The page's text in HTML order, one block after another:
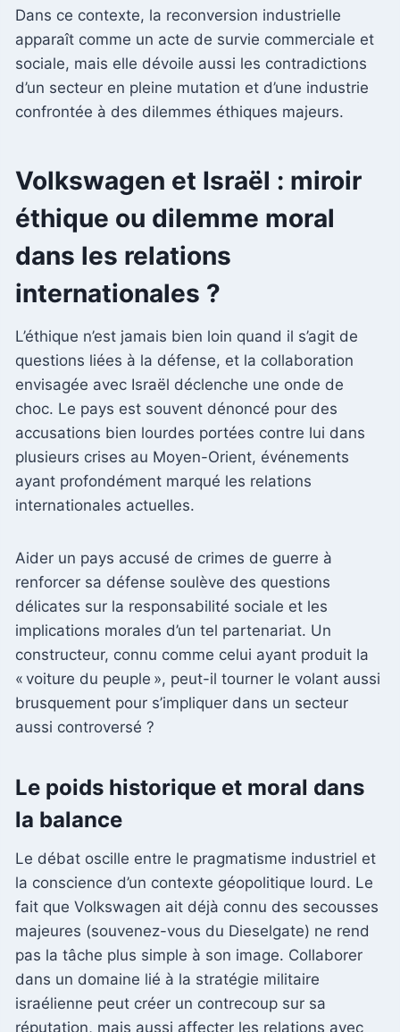
Dans ce contexte, la reconversion industrielle
apparaît comme un acte de survie commerciale et
sociale, mais elle dévoile aussi les contradictions
d’un secteur en pleine mutation et d’une industrie
confrontée à des dilemmes éthiques majeurs.
Volkswagen et Israël : miroir
éthique ou dilemme moral
dans les relations
internationales ?
L’éthique n’est jamais bien loin quand il s’agit de
questions liées à la défense, et la collaboration
envisagée avec Israël déclenche une onde de
choc. Le pays est souvent dénoncé pour des
accusations bien lourdes portées contre lui dans
plusieurs crises au Moyen-Orient, événements
ayant profondément marqué les relations
internationales actuelles.
Aider un pays accusé de crimes de guerre à
renforcer sa défense soulève des questions
délicates sur la responsabilité sociale et les
implications morales d’un tel partenariat. Un
constructeur, connu comme celui ayant produit la
« voiture du peuple », peut-il tourner le volant aussi
brusquement pour s’impliquer dans un secteur
aussi controversé ?
Le poids historique et moral dans
la balance
Le débat oscille entre le pragmatisme industriel et
la conscience d’un contexte géopolitique lourd. Le
fait que Volkswagen ait déjà connu des secousses
majeures (souvenez-vous du Dieselgate) ne rend
pas la tâche plus simple à son image. Collaborer
dans un domaine lié à la stratégie militaire
israélienne peut créer un contrecoup sur sa
réputation, mais aussi affecter les relations avec